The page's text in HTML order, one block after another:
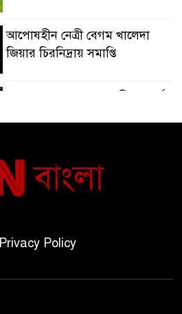
আপোষহীন নেত্রী বেগম খালেদা
জিয়ার চিরনিদ্রায় সমাপ্তি
বাংলাদেশ ও কুয়েত: সেনাপ্রধান এবং
সহ-পররাষ্ট্রমন্ত্রীর সৌজন্য সাক্ষাৎ
অতিরিক্ত পুলিশ মহাপরিদর্শক
বিপিআই-এর জ্বালানি প্রশিক্ষণ
Privacy Policy